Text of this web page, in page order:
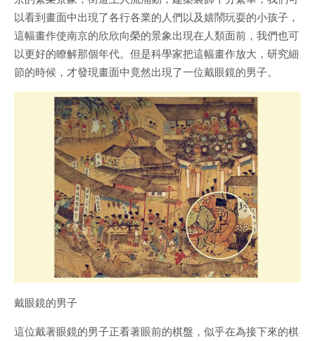
以看到畫面中出現了各行各業的人們以及嬉鬧玩耍的小孩子，
這幅畫作使南京的欣欣向榮的景象出現在人類面前，我們也可
以更好的瞭解那個年代。但是科學家把這幅畫作放大，研究細
節的時候，才發現畫面中竟然出現了一位戴眼鏡的男子。
戴眼鏡的男子
這位戴著眼鏡的男子正看著眼前的棋盤，似乎在為接下來的棋